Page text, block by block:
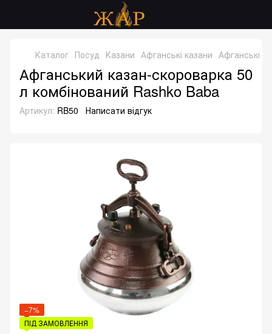
Каталог Посуд Казани Афганські казани Афганські
Афганський казан-скороварка 50
л комбінований Rashko Baba
Артикул: RB50 Написати відгук
−7%
ПІД ЗАМОВЛЕННЯ